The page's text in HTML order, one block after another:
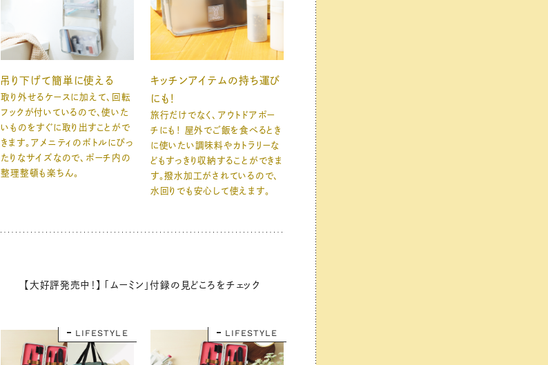
吊り下げて簡単に使える
取り外せるケースに加えて、回転
フックが付いているので、使いた
いものをすぐに取り出すことがで
きます。アメニティのボトルにぴっ
たりなサイズなので、ポーチ内の
整理整頓も楽ちん。
キッチンアイテムの持ち運び
にも！
旅行だけでなく、アウトドアポー
チにも！ 屋外でご飯を食べるとき
に使いたい調味料やカトラリーな
どもすっきり収納することができま
す。撥水加工がされているので、
水回りでも安心して使えます。
【大好評発売中！】 「ムーミン」付録の見どころをチェック
LIFESTYLE LIFESTYLE